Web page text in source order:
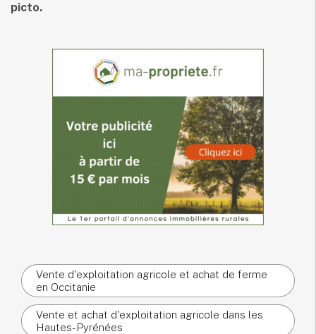
picto.
Vente d'exploitation agricole et achat de ferme
en Occitanie
Vente et achat d'exploitation agricole dans les
Hautes-Pyrénées